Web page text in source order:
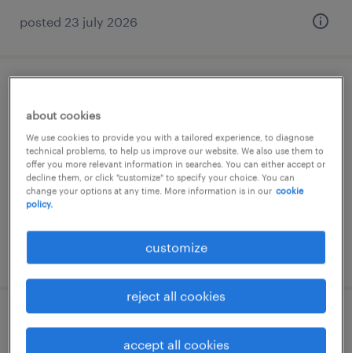
posted 23 july 2026
新潟県新潟市中央区, 新潟県
temporary
¥1160.00 per hour
金融系の一般事務・oa事務
about cookies
We use cookies to provide you with a tailored experience, to diagnose
technical problems, to help us improve our website. We also use them to
offer you more relevant information in searches. You can either accept or
decline them, or click "customize" to specify your choice. You can
change your options at any time. More information is in our cookie
policy.
customize
reject all cookies
accept all cookies